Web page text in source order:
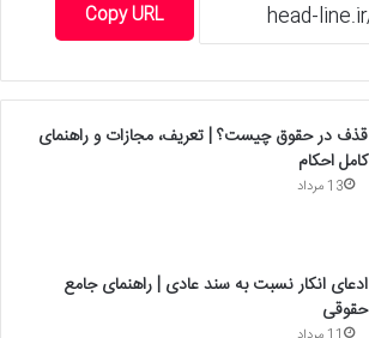
Copy URL
قذف در حقوق چیست؟ | تعریف، مجازات و راهنمای
کامل احکام
13 مرداد
ادعای انکار نسبت به سند عادی | راهنمای جامع
حقوقی